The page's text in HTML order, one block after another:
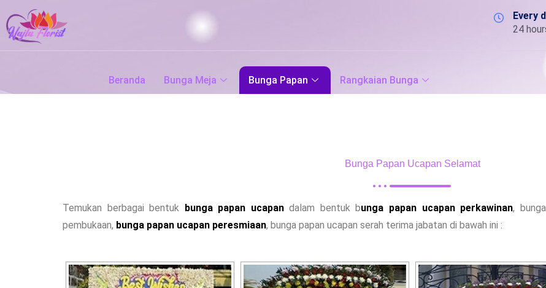
to
content
Every
24
Beranda Bunga Meja Bunga Papan Rangkaian Bunga
Bunga Papan Ucapan Selamat
Temukan berbagai bentuk bunga papan ucapandalam bentuk bunga papan ucapan perkawinan,
pembukaan, bunga papan ucapan peresmiaan, bunga papan ucapan serah terima jabatan di bawah ini :